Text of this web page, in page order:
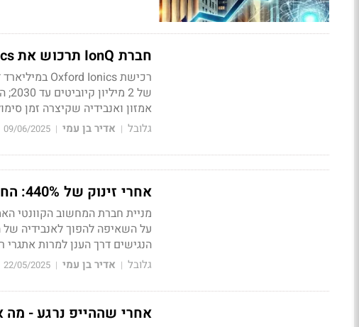
חברת IonQ תרכוש את Oxford Ionics ביותר ממיליארד דולר
אמזון ואנבידיה שקיצרה זמן
גלובל | אדיר בן עמי |
09/06/2025
אחרי זינוק של 440%: החברה שרוצה להיות אנבידיה של המחשוב הקוונטי
מניית חברת המחשוב הקוונטי
על השאיפה להפוך לאנבידיה
הנגישים דרך הענן למרות אתגרי רווחיות
גלובל | אדיר בן עמי |
22/05/2025
אחרי שההייפ נרגע - מה